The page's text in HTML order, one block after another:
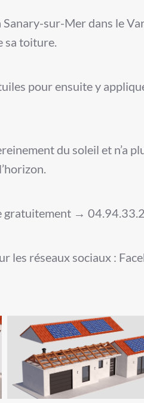
sur-Mer dans le
sa toiture.
pour ensuite y
du soleil et n’a
gratuitement →
les réseaux sociaux :